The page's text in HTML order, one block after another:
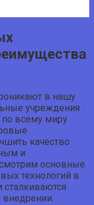
в нашу
учреждения
всему миру
качество
и
основные
технологий в
внедрении.